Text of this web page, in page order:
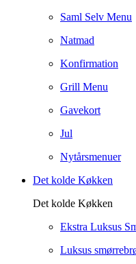
Saml Selv Menu
Natmad
Konfirmation
Grill Menu
Gavekort
Jul
Nytårsmenuer
Det kolde Køkken
Det kolde Køkken
Ekstra Luksus
Luksus